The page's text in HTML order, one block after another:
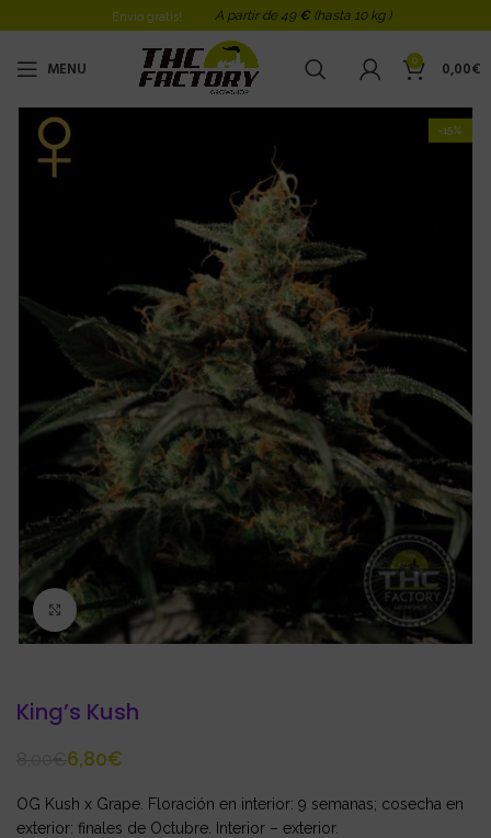
Envio gratis! A partir de 49 € (hasta 10 kg )
MENU 0 0,00€
-15%
Click to enlarge
King’s Kush
6,80€
OG Kush x Grape. Floración en interior: 9 semanas; cosecha en
exterior: finales de Octubre. Interior – exterior.